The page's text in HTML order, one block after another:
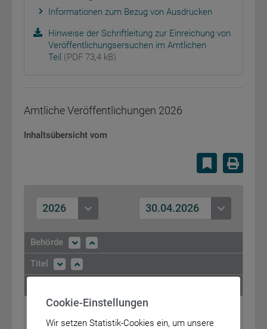
Informationen zum Bezug von Ausdrucken
Hinweise der Schriftleitung zur Einreichung von
Veröffentlichungsersuchen im Amtlichen
Teil (PDF 73,4 kB)
Amtliche Veröffentlichungen 2026
Inhaltsübersicht vom
2026 30.04.2026
Behörde
Titel
Bundesministerium der Justiz und für
Verbraucherschutz
Cookie-Einstellungen
Wir setzen Statistik-Cookies ein, um unsere